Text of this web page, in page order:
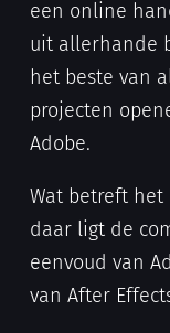
een online
uit allerhande
het beste van
projecten
Adobe.
Wat betreft
daar ligt de
eenvoud van
van After